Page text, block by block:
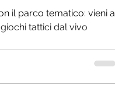
il parco tematico: vieni a
tattici dal vivo